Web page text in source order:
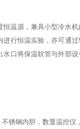
温源，兼具小型冷水
行恒温实验，亦可通
口将保温软管与外部
锈钢内胆，数显温控仪